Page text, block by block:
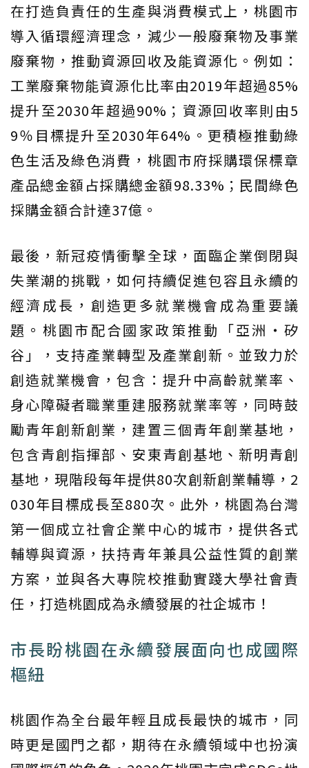
在打造負責任的生產與消費模式上，桃園市
導入循環經濟理念，減少一般廢棄物及事業
廢棄物，推動資源回收及能資源化。例如：
工業廢棄物能資源化比率由2019年超過85%
提升至2030年超過90%；資源回收率則由5
9％目標提升至2030年64%。更積極推動綠
色生活及綠色消費，桃園市府採購環保標章
產品總金額占採購總金額98.33%；民間綠色
採購金額合計達37億。
最後，新冠疫情衝擊全球，面臨企業倒閉與
失業潮的挑戰，如何持續促進包容且永續的
經濟成長，創造更多就業機會成為重要議
題。桃園市配合國家政策推動「亞洲・矽
谷」，支持產業轉型及產業創新。並致力於
創造就業機會，包含：提升中高齡就業率、
身心障礙者職業重建服務就業率等，同時鼓
勵青年創新創業，建置三個青年創業基地，
包含青創指揮部、安東青創基地、新明青創
基地，現階段每年提供80次創新創業輔導，2
030年目標成長至880次。此外，桃園為台灣
第一個成立社會企業中心的城市，提供各式
輔導與資源，扶持青年兼具公益性質的創業
方案，並與各大專院校推動實踐大學社會責
任，打造桃園成為永續發展的社企城市！
市長盼桃園在永續發展面向也成國際
樞紐
桃園作為全台最年輕且成長最快的城市，同
時更是國門之都，期待在永續領域中也扮演